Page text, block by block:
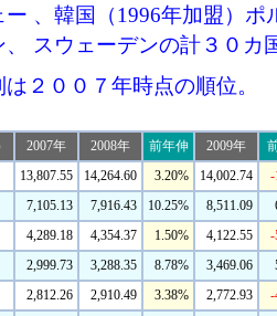
ー 、韓国（1996年加盟）
、 スウェーデンの計３０カ
は２００７年時点の順位。
2007年 2008年 前年伸 2009年
13,807.55 14,264.60 3.20% 14,002.74
-
7,105.13 7,916.43 10.25% 8,511.09
4,289.18 4,354.37 1.50% 4,122.55
-
2,999.73 3,288.35 8.78% 3,469.06
2,812.26 2,910.49 3.38% 2,772.93
-